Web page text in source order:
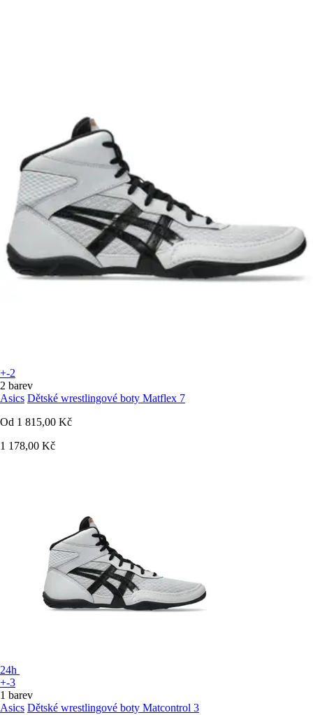
+-2
2 barev
Asics Dětské wrestlingové boty Matflex 7
Od 1 815,00 Kč
1 178,00 Kč
24h
+-3
1 barev
Asics Dětské wrestlingové boty Matcontrol 3